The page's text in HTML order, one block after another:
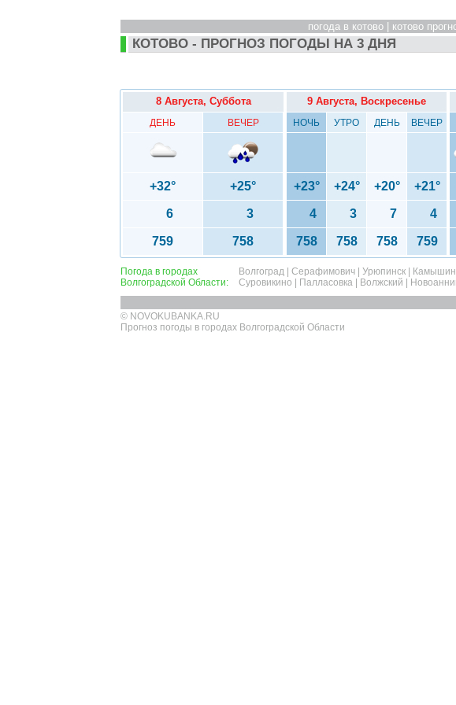
погода в котово | котово
КОТОВО - ПРОГНОЗ ПОГОДЫ НА 3 ДНЯ
8 Августа, Суббота
ДЕНЬ ВЕЧЕР
+32° +25°
6 3
759 758
9 Августа, Воскресенье
НОЧЬ УТРО ДЕНЬ ВЕЧЕР
+23° +24° +20° +21°
4 3 7 4
758 758 758 759
Погода в городах
Волгоградской Области:
Волгоград| Серафимович| Урюпинск| Камышин
Суровикино
Палласовка| Волжский
© NOVOKUBANKA.RU
Прогноз погоды в городах Волгоградской Области